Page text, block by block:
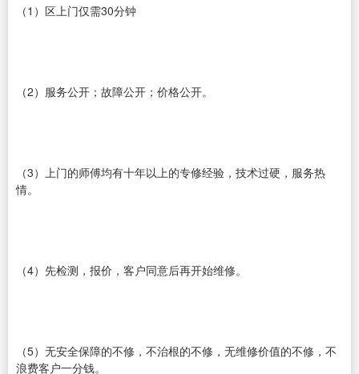
（1）区上门仅需30分钟
（2）服务公开；故障公开；价格公开。
（3）上门的师傅均有十年以上的专修经验，技术过硬，服务热
情。
（4）先检测，报价，客户同意后再开始维修。
（5）无安全保障的不修，不治根的不修，无维修价值的不修，不
浪费客户一分钱。